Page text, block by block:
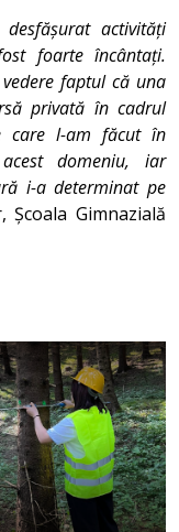
activități
foarte încântați.
faptul că una
privată în cadrul
care l-am făcut în
domeniu, iar
i-a determinat pe
Gimnazială